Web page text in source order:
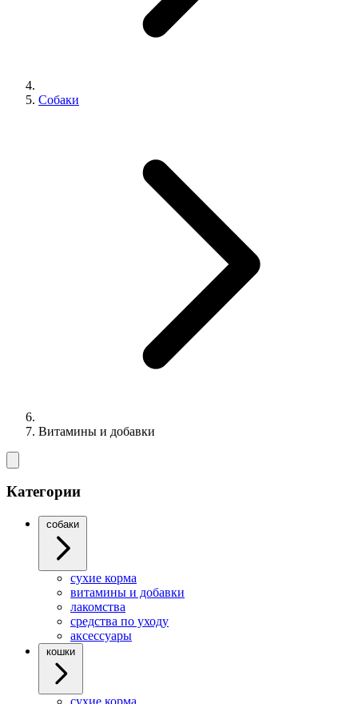
Собаки
Витамины и добавки
Категории
собаки
cухие корма
витамины и добавки
лакомства
средства по уходу
аксессуары
кошки
сухие корма